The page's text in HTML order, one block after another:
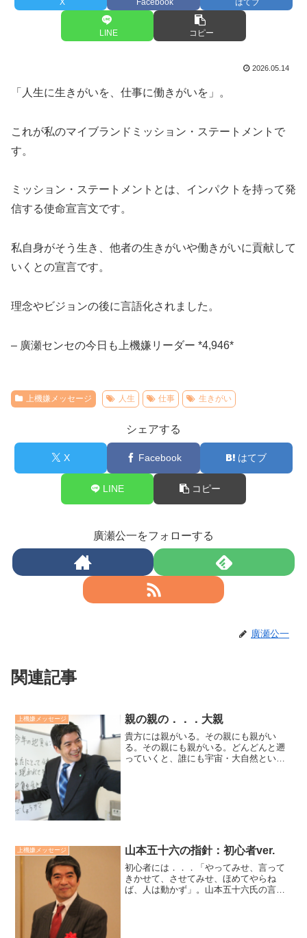
X Facebook はてブ
LINE コピー
2026.05.14
「人生に生きがいを、仕事に働きがいを」。
これが私のマイブランドミッション・ステートメントで
す。
ミッション・ステートメントとは、インパクトを持って発
信する使命宣言文です。
私自身がそう生き、他者の生きがいや働きがいに貢献して
いくとの宣言です。
理念やビジョンの後に言語化されました。
– 廣瀬センセの今日も上機嫌リーダー *4,946*
上機嫌メッセージ 人生 仕事 生きがい
シェアする
X Facebook はてブ
LINE コピー
廣瀬公一をフォローする
廣瀬公一
関連記事
上機嫌メッセージ 親の親の．．．大親
貴方には親がいる。その親にも親がい
る。その親にも親がいる。どんどんと遡
っていくと、誰にも宇宙・大自然という
上機嫌メッセージ 山本五十六の指針：初心者ver.
初心者には．．．「やってみせ、言って
きかせて、させてみせ、ほめてやらね
ば、人は動かず」。山本五十六氏の言葉